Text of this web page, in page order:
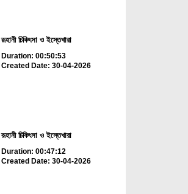
রূহানী চিকিৎসা ও ইস্তেখারা
Duration: 00:50:53
Created Date: 30-04-2026
রূহানী চিকিৎসা ও ইস্তেখারা
Duration: 00:47:12
Created Date: 30-04-2026